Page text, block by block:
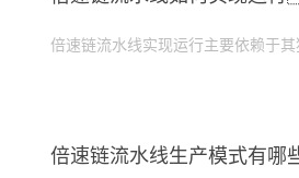
倍速链流水线实现运行主要依赖于
倍速链流水线生产模式有哪